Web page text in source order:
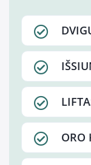
ORO